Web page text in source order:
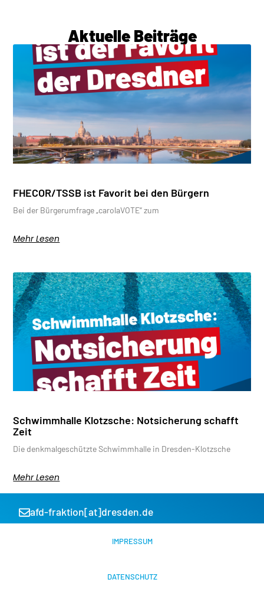
Aktuelle Beiträge
FHECOR/TSSB ist Favorit bei den Bürgern
Bei der Bürgerumfrage „carolaVOTE“ zum
Mehr Lesen
Schwimmhalle Klotzsche: Notsicherung schafft
Zeit
Die denkmalgeschützte Schwimmhalle in Dresden-Klotzsche
Mehr Lesen
IMPRESSUM
DATENSCHUTZ
afd-fraktion[at]dresden.de